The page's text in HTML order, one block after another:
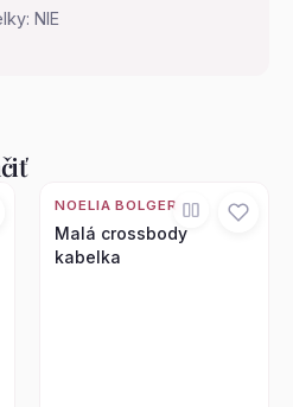
NIE
NOELIA BOLGER
Malá crossbody
kabelka